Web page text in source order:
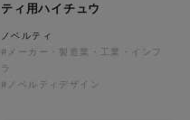
ティ用ハイチュウ
ノベルティ
#メーカー・製造業・工業・インフ
ラ
#ノベルティデザイン